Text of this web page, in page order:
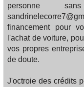
personne
financement pour
l'achat de voiture,
vos propres
de doute.
J'octroie des crédits